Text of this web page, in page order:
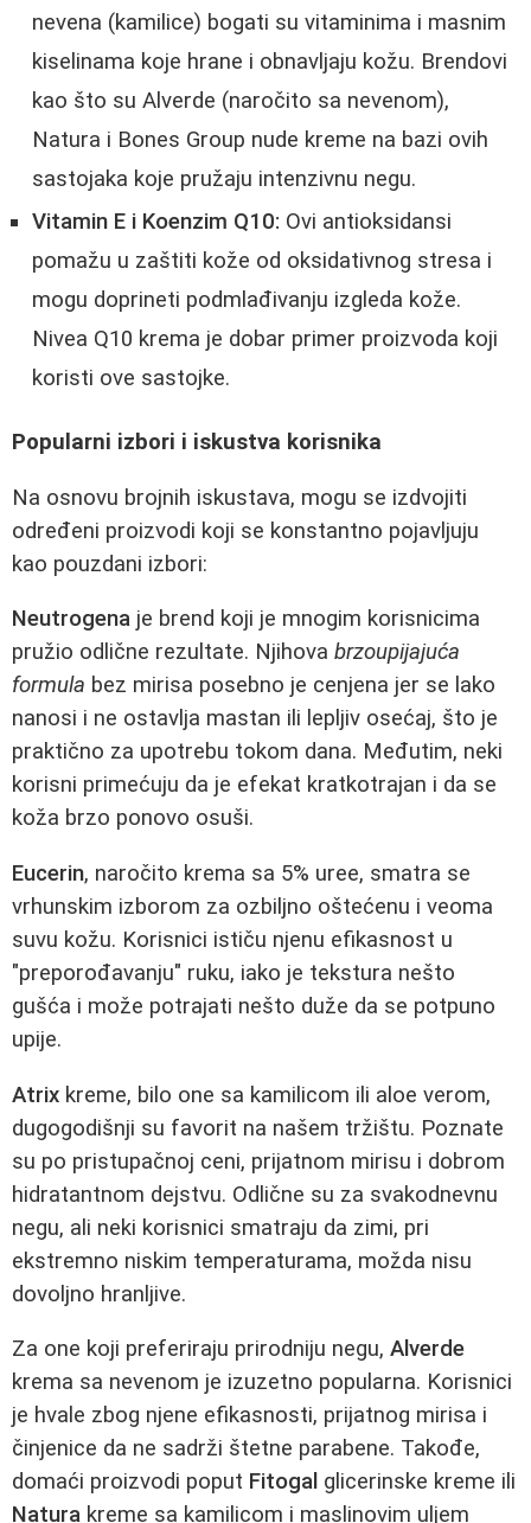
nevena (kamilice) bogati su vitaminima i masnim
kiselinama koje hrane i obnavljaju kožu. Brendovi
kao što su Alverde (naročito sa nevenom),
Natura i Bones Group nude kreme na bazi ovih
sastojaka koje pružaju intenzivnu negu.
Vitamin E i Koenzim Q10: Ovi antioksidansi
pomažu u zaštiti kože od oksidativnog stresa i
mogu doprineti podmlađivanju izgleda kože.
Nivea Q10 krema je dobar primer proizvoda koji
koristi ove sastojke.
Popularni izbori i iskustva korisnika
Na osnovu brojnih iskustava, mogu se izdvojiti
određeni proizvodi koji se konstantno pojavljuju
kao pouzdani izbori:
Neutrogena je brend koji je mnogim korisnicima
pružio odlične rezultate. Njihova brzoupijajuća
formula bez mirisa posebno je cenjena jer se lako
nanosi i ne ostavlja mastan ili lepljiv osećaj, što je
praktično za upotrebu tokom dana. Međutim, neki
korisni primećuju da je efekat kratkotrajan i da se
koža brzo ponovo osuši.
Eucerin, naročito krema sa 5% uree, smatra se
vrhunskim izborom za ozbiljno oštećenu i veoma
suvu kožu. Korisnici ističu njenu efikasnost u
"preporođavanju" ruku, iako je tekstura nešto
gušća i može potrajati nešto duže da se potpuno
upije.
Atrix kreme, bilo one sa kamilicom ili aloe verom,
dugogodišnji su favorit na našem tržištu. Poznate
su po pristupačnoj ceni, prijatnom mirisu i dobrom
hidratantnom dejstvu. Odlične su za svakodnevnu
negu, ali neki korisnici smatraju da zimi, pri
ekstremno niskim temperaturama, možda nisu
dovoljno hranljive.
Za one koji preferiraju prirodniju negu, Alverde
krema sa nevenom je izuzetno popularna. Korisnici
je hvale zbog njene efikasnosti, prijatnog mirisa i
činjenice da ne sadrži štetne parabene. Takođe,
domaći proizvodi poput Fitogal glicerinske kreme ili
Natura kreme sa kamilicom i maslinovim uljem